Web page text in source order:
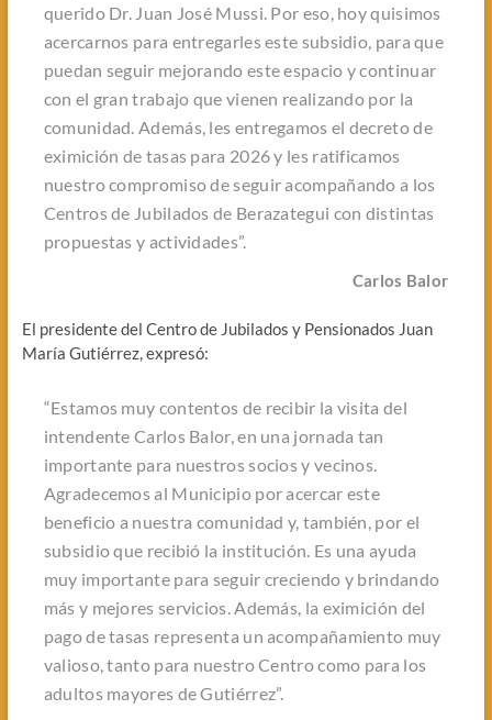
querido Dr. Juan José Mussi. Por eso, hoy quisimos
acercarnos para entregarles este subsidio, para que
puedan seguir mejorando este espacio y continuar
con el gran trabajo que vienen realizando por la
comunidad. Además, les entregamos el decreto de
eximición de tasas para 2026 y les ratificamos
nuestro compromiso de seguir acompañando a los
Centros de Jubilados de Berazategui con distintas
propuestas y actividades”.
Carlos Balor
El presidente del Centro de Jubilados y Pensionados Juan
María Gutiérrez, expresó:
“Estamos muy contentos de recibir la visita del
intendente Carlos Balor, en una jornada tan
importante para nuestros socios y vecinos.
Agradecemos al Municipio por acercar este
beneficio a nuestra comunidad y, también, por el
subsidio que recibió la institución. Es una ayuda
muy importante para seguir creciendo y brindando
más y mejores servicios. Además, la eximición del
pago de tasas representa un acompañamiento muy
valioso, tanto para nuestro Centro como para los
adultos mayores de Gutiérrez”.